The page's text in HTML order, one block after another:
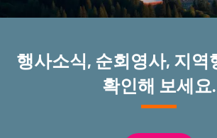
행사소식, 순회영사, 지역
확인해 보세요.